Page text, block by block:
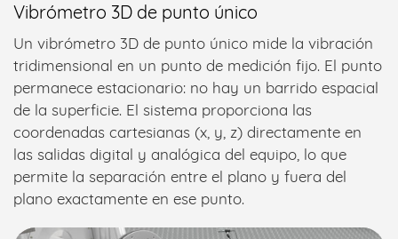
Vibrómetro 3D de punto único
Un vibrómetro 3D de punto único mide la vibración
tridimensional en un punto de medición fijo. El punto
permanece estacionario: no hay un barrido espacial
de la superficie. El sistema proporciona las
coordenadas cartesianas (x, y, z) directamente en
las salidas digital y analógica del equipo, lo que
permite la separación entre el plano y fuera del
plano exactamente en ese punto.